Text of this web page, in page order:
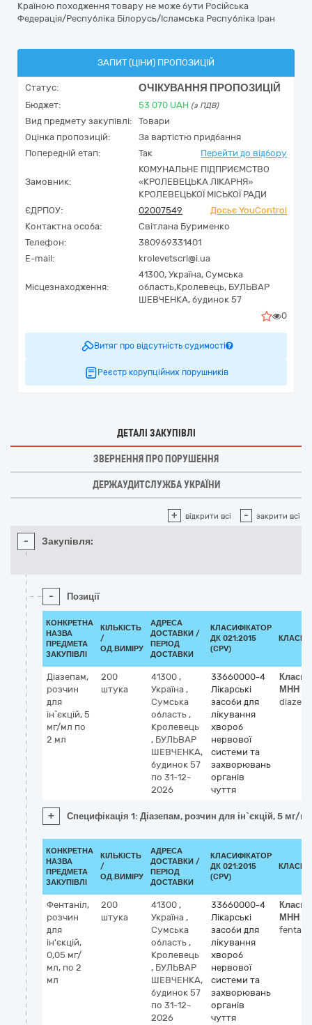
Країною походження товару не може бути Російська
Федерація/Республіка Білорусь/Ісламська Республіка Іран
ЗАПИТ (ЦІНИ) ПРОПОЗИЦІЙ
Статус: ОЧІКУВАННЯ ПРОПОЗИЦІЙ
Бюджет: 53 070 UAH (з ПДВ)
Вид предмету закупівлі:
Товари
Оцінка пропозицій:
За вартістю придбання
Попередній етап:
Так Перейти до відбору
Замовник:
КОМУНАЛЬНЕ ПІДПРИЄМСТВО
«КРОЛЕВЕЦЬКА ЛІКАРНЯ»
КРОЛЕВЕЦЬКОЇ МІСЬКОЇ РАДИ
ЄДРПОУ:
02007549
Досьє YouControl
Контактна особа:
Світлана Бурименко
Телефон:
380969331401
E-mail:
krolevetscrl@i.ua
Місцезнаходження:
41300, Україна, Сумська
область,Кролевець, БУЛЬВАР
ШЕВЧЕНКА, будинок 57
0
Витяг про відсутність судимості
Реєстр корупційних порушників
ДЕТАЛІ ЗАКУПІВЛІ
ЗВЕРНЕННЯ ПРО ПОРУШЕННЯ
ДЕРЖАУДИТСЛУЖБА УКРАЇНИ
+ відкрити всі - закрити всі
- Закупівля:
- Позиції
КОНКРЕТНА
НАЗВА
ПРЕДМЕТА
ЗАКУПІВЛІ
КІЛЬКІСТЬ
/
ОД.ВИМІРУ
АДРЕСА
ДОСТАВКИ /
ПЕРІОД
ДОСТАВКИ
КЛАСИФІКАТОР
ДК 021:2015
(CPV)
Діазепам,
розчин
для
ін`єкцій, 5
мг/мл по
2 мл
200
штука
41300 ,
Україна ,
Сумська
область ,
Кролевець
, БУЛЬВАР
ШЕВЧЕНКА,
будинок 57
по 31-12-
2026
33660000-4
Лікарські
засоби для
лікування
хвороб
нервової
системи та
захворювань
органів
чуття
МНН
+ Специфікація 1: Діазепам, розчин для ін`єкцій, 5 мг/
КОНКРЕТНА
НАЗВА
ПРЕДМЕТА
ЗАКУПІВЛІ
КІЛЬКІСТЬ
/
ОД.ВИМІРУ
АДРЕСА
ДОСТАВКИ /
ПЕРІОД
ДОСТАВКИ
КЛАСИФІКАТОР
ДК 021:2015
(CPV)
Фентаніл,
розчин
для
ін'єкцій,
0,05 мг/
мл, по 2
мл
200
штука
41300 ,
Україна ,
Сумська
область ,
Кролевець
, БУЛЬВАР
ШЕВЧЕНКА,
будинок 57
по 31-12-
2026
33660000-4
Лікарські
засоби для
лікування
хвороб
нервової
системи та
захворювань
органів
чуття
МНН